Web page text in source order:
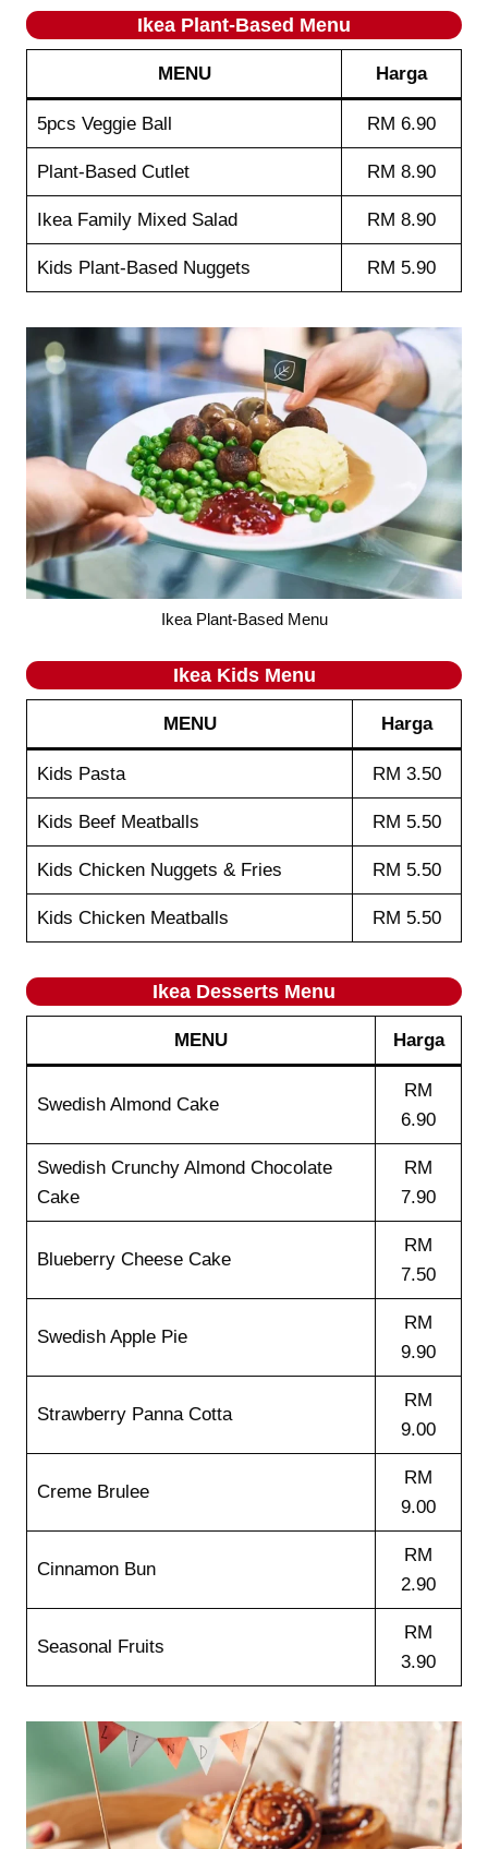
Ikea Plant-Based Menu
MENU Harga
5pcs Veggie Ball RM 6.90
Plant-Based Cutlet RM 8.90
Ikea Family Mixed Salad RM 8.90
Kids Plant-Based Nuggets RM 5.90
Ikea Plant-Based Menu
Ikea Kids Menu
MENU Harga
Kids Pasta RM 3.50
Kids Beef Meatballs RM 5.50
Kids Chicken Nuggets & Fries RM 5.50
Kids Chicken Meatballs RM 5.50
Ikea Desserts Menu
MENU Harga
Swedish Almond Cake
RM
6.90
Swedish Crunchy Almond Chocolate
Cake
RM
7.90
Blueberry Cheese Cake
RM
7.50
Swedish Apple Pie
RM
9.90
Strawberry Panna Cotta
RM
9.00
Creme Brulee
RM
9.00
Cinnamon Bun
RM
2.90
Seasonal Fruits
RM
3.90